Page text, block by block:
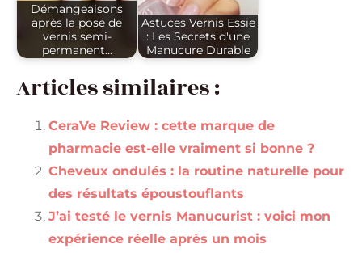
Démangeaisons
après la pose de
vernis semi-
permanent…
Astuces Vernis Essie
: Les Secrets d'une
Manucure Durable
Articles similaires :
CeraVe Review : cette marque de
pharmacie est-elle vraiment si bonne ?
Cheveux ondulés : la routine naturelle pour
des résultats époustouflants
J’ai testé le vernis Manucurist : voici mon
expérience réelle après un mois